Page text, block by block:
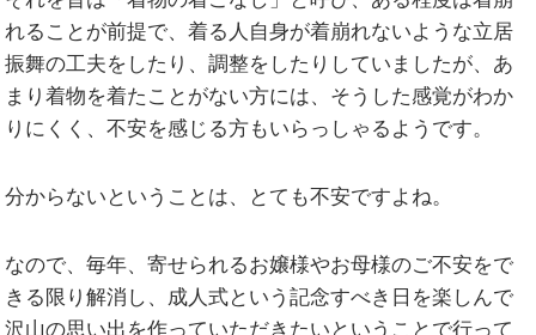
れることが前提で、着る人自身が着崩れないような立居
振舞の工夫をしたり、調整をしたりしていましたが、あ
まり着物を着たことがない方には、そうした感覚がわか
りにくく、不安を感じる方もいらっしゃるようです。
分からないということは、とても不安ですよね。
なので、毎年、寄せられるお嬢様やお母様のご不安をで
きる限り解消し、成人式という記念すべき日を楽しんで
沢山の思い出を作っていただきたいということで行って